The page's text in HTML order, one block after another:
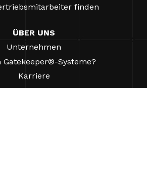
finden
ÜBER UNS
Unternehmen
Gatekeeper®-Systeme?
Karriere
Unsere Partner